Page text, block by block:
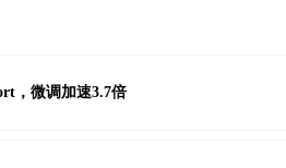
，微调加速3.7倍